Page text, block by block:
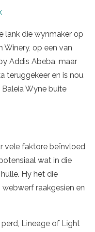
lank die wynmaker op
Winery, op een van
Addis Abeba, maar
teruggekeer en is nou
Wyne buite
vele faktore beïnvloed
wat in die
Hy het die
raakgesien en
Lineage of Light